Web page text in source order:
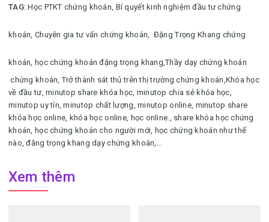
TAG:Học PTKT chứng khoán, Bí quyết kinh nghiệm đầu tư chứng
khoán, Chuyên gia tư vấn chứng khoán, Đặng Trọng Khang chứng
khoán, học chứng khoán đặng trọng khang,Thầy dạy chứng khoán
chứng khoán,Trở thành sát thủ trên thị trường chứng khoán,Khóa học
về đầu tư,minutop share khóa học, minutop chia sẻ khóa học,
minutop uy tín, minutop chất lượng, minutop online, minutop share
khóa học online, khóa học online, học online., share khóa học chứng
khoán, học chứng khoán cho người mới, học chứng khoán như thế
nào, đăng trọng khang dạy chứng khoán,...
Xem thêm